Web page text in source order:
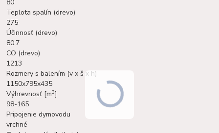
80
Teplota spalín (drevo)
275
Účinnosť (drevo)
80.7
CO (drevo)
1213
Rozmery s balením (v x š x h)
1150x795x435
Výhrevnosť [m3]
98-165
Pripojenie dymovodu
vrchné